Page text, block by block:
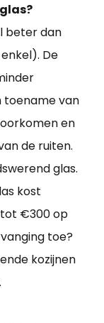
beter dan
De
toename van
en
de ruiten.
glas.
kost
€300 op
toe?
kozijnen